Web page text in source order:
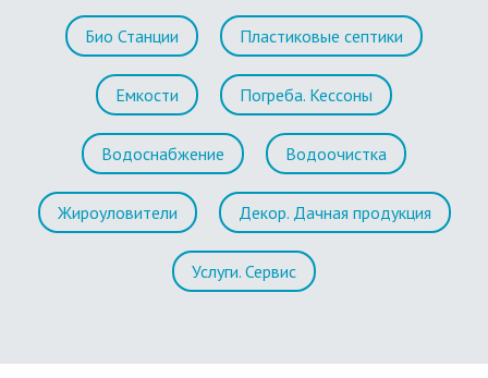
Био Станции Пластиковые септики
Емкости Погреба. Кессоны
Водоснабжение Водоочистка
Жироуловители Декор. Дачная продукция
Услуги. Сервис